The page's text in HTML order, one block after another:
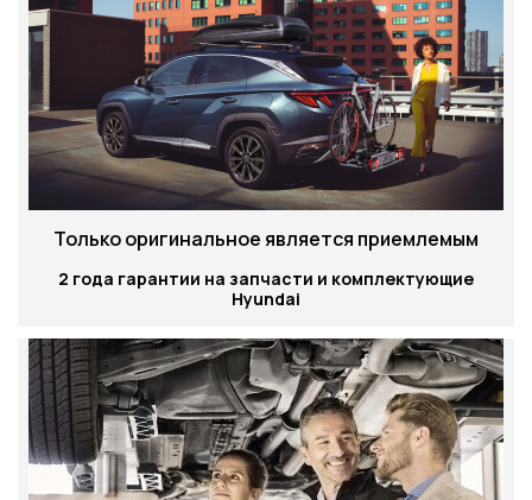
Только оригинальное является приемлемым
2 года гарантии на запчасти и комплектующие
Hyundai